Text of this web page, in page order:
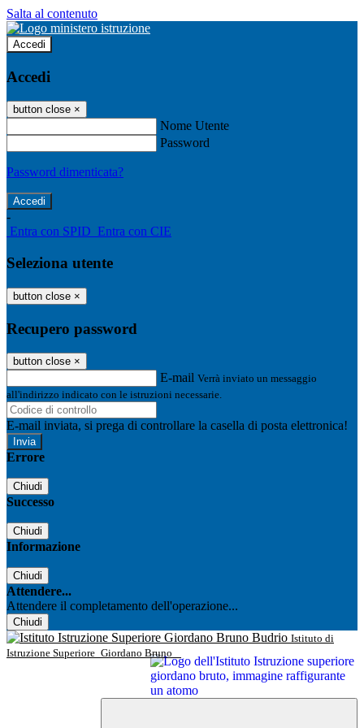
Salta al contenuto
Accedi
Accedi
button close ×
Nome Utente
Password
Password dimenticata?
-
Entra con SPID Entra con CIE
Seleziona utente
button close ×
Recupero password
button close ×
E-mail Verrà inviato un messaggio
all'indirizzo indicato con le istruzioni necessarie.
E-mail inviata, si prega di controllare la casella di posta elettronica!
Errore
Chiudi
Successo
Chiudi
Informazione
Chiudi
Attendere...
Attendere il completamento dell'operazione...
Chiudi
Istituto di
Istruzione Superiore Giordano Bruno